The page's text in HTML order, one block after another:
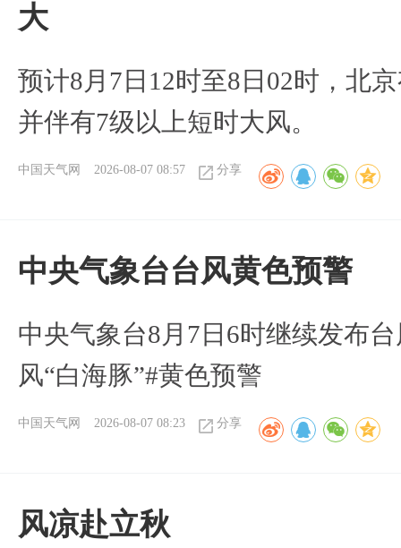
大
预计8月7日12时至8日02时，北
并伴有7级以上短时大风。
中国天气网 2026-08-07 08:57 分享
​中央气象台台风黄色预警
中央气象台8月7日6时继续发布
风“白海豚”#黄色预警
中国天气网 2026-08-07 08:23 分享
风凉赴立秋